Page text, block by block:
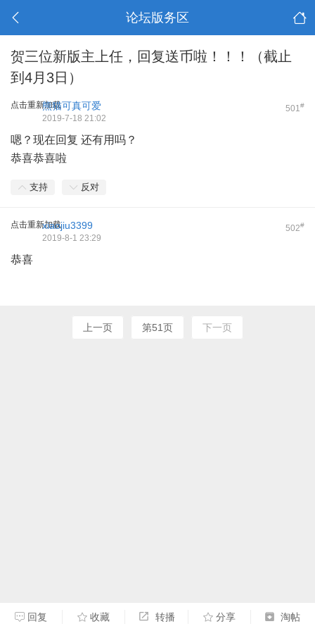
论坛版务区
贺三位新版主上任，回复送币啦！！！（截止
到4月3日）
点击重新加载 501#
熊猫可真可爱
2019-7-18 21:02
嗯？现在回复 还有用吗？
恭喜恭喜啦
支持 反对
点击重新加载 502#
xiaojiu3399
2019-8-1 23:29
恭喜
上一页 第51页 下一页
回复 收藏 转播 分享 淘帖